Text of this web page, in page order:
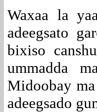
Waxaa la
adeegsato
bixiso
ummadda
Midoobay
adeegsado